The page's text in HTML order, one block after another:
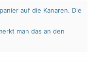
auf die Kanaren. Die
man das an den